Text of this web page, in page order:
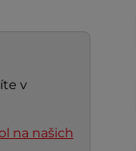
v
na našich